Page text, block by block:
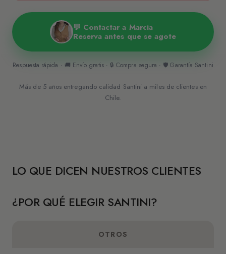
💬 Contactar a Marcia
Reserva antes que se agote
Respuesta rápida · 🚚 Envío gratis · 🔒 Compra segura · 🛡️ Garantía Santini
Más de 5 años entregando calidad Santini a miles de clientes en
Chile.
LO QUE DICEN NUESTROS CLIENTES
¿POR QUÉ ELEGIR SANTINI?
OTROS